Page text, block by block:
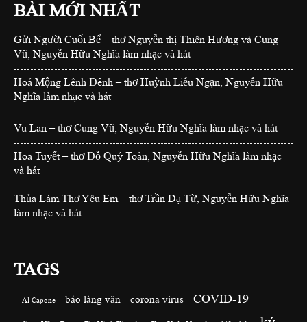
BÀI MỚI NHẤT
Gửi Người Cuối Bể – thơ Nguyễn thị Thiên Hương và Cung
Vũ, Nguyễn Hữu Nghĩa làm nhạc và hát
Hoá Mộng Lênh Đênh – thơ Huỳnh Liễu Ngạn, Nguyễn Hữu
Nghĩa làm nhạc và hát
Vu Lan – thơ Cung Vũ, Nguyễn Hữu Nghĩa làm nhạc và hát
Hoa Tuyết – thơ Đỗ Quý Toàn, Nguyễn Hữu Nghĩa làm nhạc
và hát
Thủa Làm Thơ Yêu Em – thơ Trần Dạ Từ, Nguyễn Hữu Nghĩa
làm nhạc và hát
TAGS
Al Capone báo làng văn corona virus COVID-19